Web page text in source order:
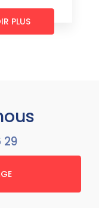
PLUS
29